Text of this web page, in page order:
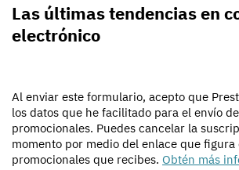
Las últimas tendencias en
electrónico
Al enviar este formulario, acepto que
los datos que he facilitado para el envío
promocionales. Puedes cancelar la
momento por medio del enlace que figura
promocionales que recibes. Obtén más